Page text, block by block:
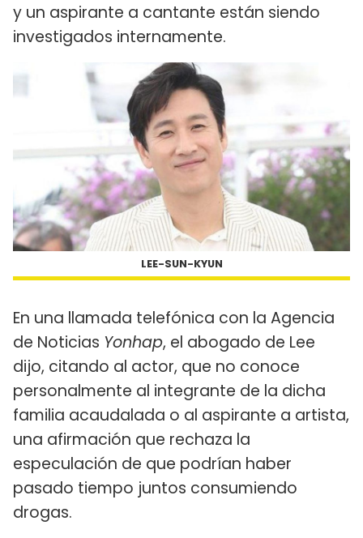
y un aspirante a cantante están siendo
investigados internamente.
LEE-SUN-KYUN
En una llamada telefónica con la Agencia
de Noticias Yonhap, el abogado de Lee
dijo, citando al actor, que no conoce
personalmente al integrante de la dicha
familia acaudalada o al aspirante a artista,
una afirmación que rechaza la
especulación de que podrían haber
pasado tiempo juntos consumiendo
drogas.